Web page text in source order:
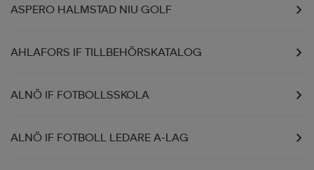
ASPERO HALMSTAD NIU GOLF
AHLAFORS IF TILLBEHÖRSKATALOG
ALNÖ IF FOTBOLLSSKOLA
ALNÖ IF FOTBOLL LEDARE A-LAG